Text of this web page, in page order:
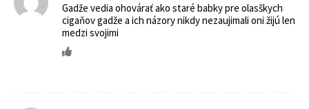
Gadže vedia ohovárať ako staré babky pre olasškych
cigaňov gadže a ich názory nikdy nezaujimali oni žijú len
medzi svojimi